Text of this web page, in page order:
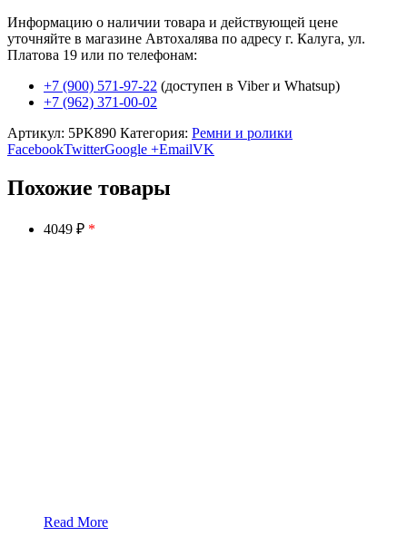
Информацию о наличии товара и действующей цене
уточняйте в магазине Автохалява по адресу г. Калуга, ул.
Платова 19 или по телефонам:
+7 (900) 571-97-22 (доступен в Viber и Whatsup)
+7 (962) 371-00-02
Артикул: 5PK890 Категория: Ремни и ролики
FacebookTwitterGoogle +EmailVK
Похожие товары
4049 ₽ *
Read More